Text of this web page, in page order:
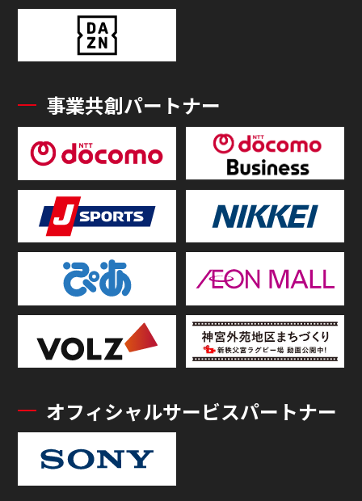
事業共創パートナー
オフィシャルサービスパートナー